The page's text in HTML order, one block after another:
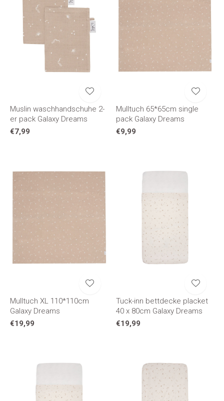
Muslin waschhandschuhe 2-
er pack Galaxy Dreams
€7,99
Mulltuch 65*65cm single
pack Galaxy Dreams
€9,99
Mulltuch XL 110*110cm
Galaxy Dreams
€19,99
Tuck-inn bettdecke placket
40 x 80cm Galaxy Dreams
€19,99